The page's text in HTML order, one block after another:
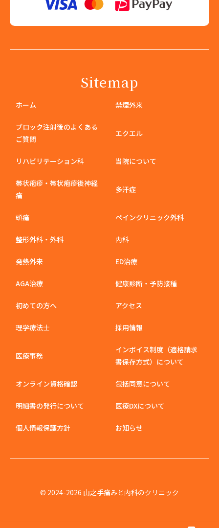
Sitemap
ホーム 禁煙外来
ブロック注射後のよくある
ご質問
エクエル
リハビリテーション科 当院について
帯状疱疹・帯状疱疹後神経
痛
多汗症
頭痛 ペインクリニック外科
整形外科・外科 内科
発熱外来 ED治療
AGA治療 健康診断・予防接種
初めての方へ アクセス
理学療法士 採用情報
医療事務
インボイス制度（適格請求
書保存方式）について
オンライン資格確認 包括同意について
明細書の発行について 医療DXについて
個人情報保護方針 お知らせ
© 2024-2026 山之手痛みと内科のクリニック